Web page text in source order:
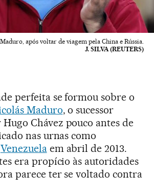
Maduro, após voltar de viagem pela China e Rússia.
J. SILVA (REUTERS)
perfeita se formou sobre o
Maduro, o sucessor
Chávez pouco antes de
nas urnas como
Venezuelaem abril de 2013.
era propício às autoridades
parece ter se voltado contra